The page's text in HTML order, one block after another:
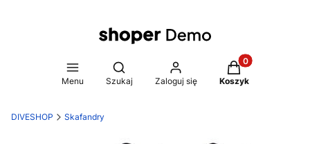
Menu
Otwórz wyszukiwarkę
Szukaj Zaloguj się
Produkty w
Koszyk
DIVESHOP Skafandry